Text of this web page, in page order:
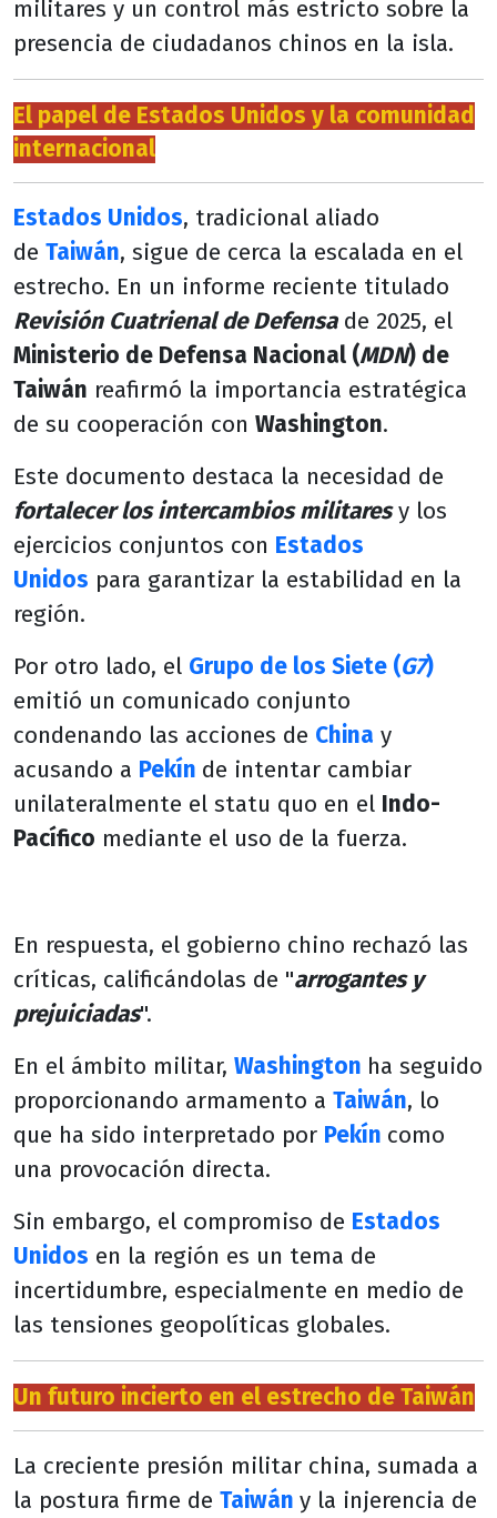
militares y un control más estricto sobre la
presencia de ciudadanos chinos en la isla.
El papel de Estados Unidos y la comunidad
internacional
Estados Unidos, tradicional aliado
de Taiwán, sigue de cerca la escalada en el
estrecho. En un informe reciente titulado
Revisión Cuatrienal de Defensade 2025, el
Ministerio de Defensa Nacional (MDN) de
Taiwán reafirmó la importancia estratégica
de su cooperación con Washington.
Este documento destaca la necesidad de
fortalecer los intercambios militaresy los
ejercicios conjuntos con Estados
Unidos para garantizar la estabilidad en la
región.
Por otro lado, el Grupo de los Siete (G7)
emitió un comunicado conjunto
condenando las acciones de China y
acusando a Pekín de intentar cambiar
unilateralmente el statu quo en el Indo-
Pacífico mediante el uso de la fuerza.
En respuesta, el gobierno chino rechazó las
críticas, calificándolas de "arrogantes y
prejuiciadas".
En el ámbito militar, Washington ha seguido
proporcionando armamento a Taiwán, lo
que ha sido interpretado por Pekín como
una provocación directa.
Sin embargo, el compromiso de Estados
Unidos en la región es un tema de
incertidumbre, especialmente en medio de
las tensiones geopolíticas globales.
Un futuro incierto en el estrecho de Taiwán
La creciente presión militar china, sumada a
la postura firme de Taiwán y la injerencia de